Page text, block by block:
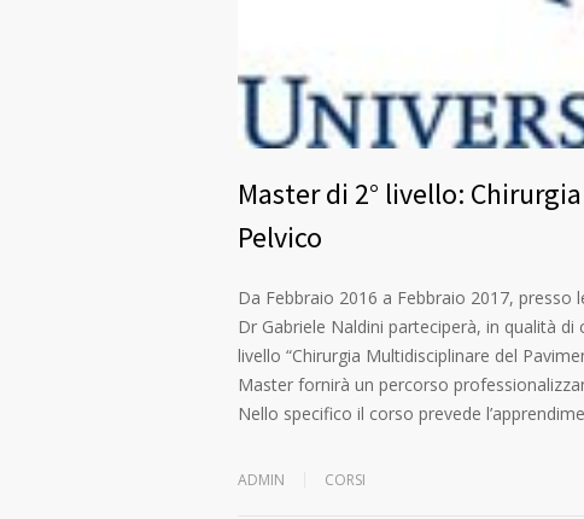
Master di 2° livello:
Pelvico
Da Febbraio 2016 a Febbraio 2017, presso
Dr Gabriele Naldini parteciperà, in qualità
livello “Chirurgia Multidisciplinare del
Master fornirà un percorso
Nello specifico il corso prevede
ADMIN CORSI